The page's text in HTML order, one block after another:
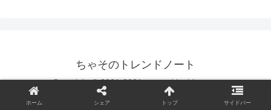
ちゃそのトレンドノート
Copyright © 2021-2021 created by hiropon.
ホーム シェア トップ サイドバー